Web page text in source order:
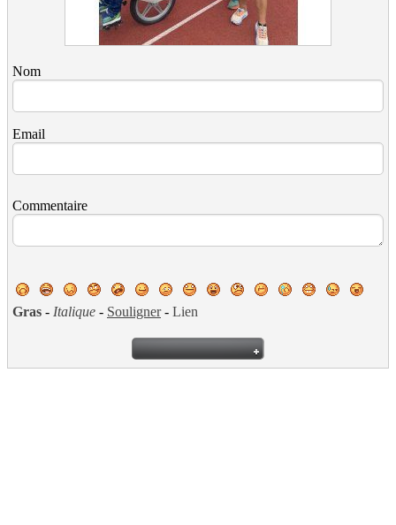
Nom
Email
Commentaire
Gras - Italique - Souligner- Lien